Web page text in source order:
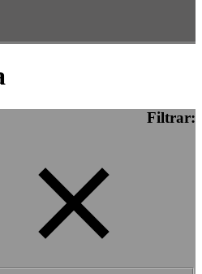
Filtrar: